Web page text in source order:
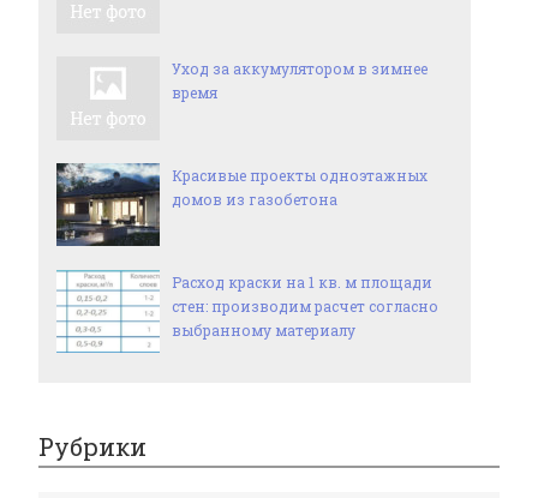
Уход за аккумулятором в зимнее
время
Красивые проекты одноэтажных
домов из газобетона
Расход краски на 1 кв. м площади
стен: производим расчет согласно
выбранному материалу
Рубрики